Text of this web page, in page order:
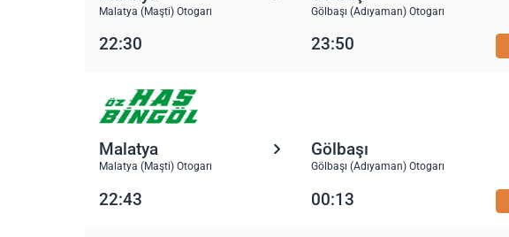
Malatya (Maşti) Otogarı Gölbaşı (Adıyaman) Otogarı
22:30 23:50
Malatya
Malatya (Maşti) Otogarı
Gölbaşı
Gölbaşı (Adıyaman) Otogarı
22:43 00:13